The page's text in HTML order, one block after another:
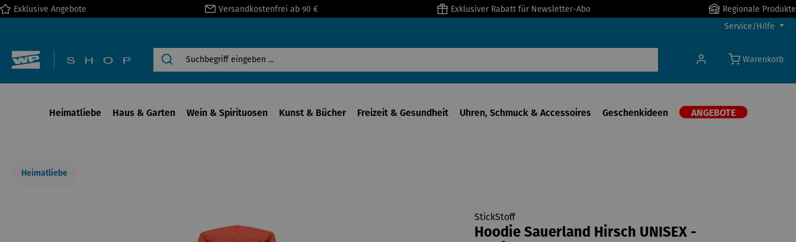
Zur Hauptnavigation springen
Exklusive Angebote Versandkostenfrei ab 90 € Exklusiver Rabatt für Newsletter-Abo
Regionale Produkte
Service/Hilfe
Warenkorb
Heimatliebe Haus & Garten Wein & Spirituosen Kunst & Bücher Freizeit & Gesundheit Uhren, Schmuck & Accessoires Geschenkideen ANGEBOTE
Heimatliebe
StickStoff
Hoodie Sauerland Hirsch UNISEX -